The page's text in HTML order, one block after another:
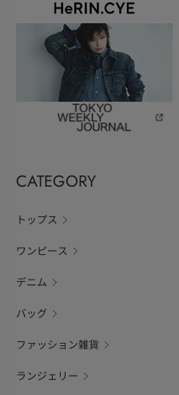
CATEGORY
トップス
ワンピース
デニム
バッグ
ファッション雑貨
ランジェリー